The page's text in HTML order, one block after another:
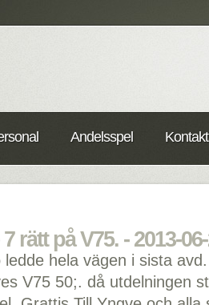
Andelsspel
rätt på V75. - 2013-
ledde hela vägen i sista
V75 50;. då utdelningen